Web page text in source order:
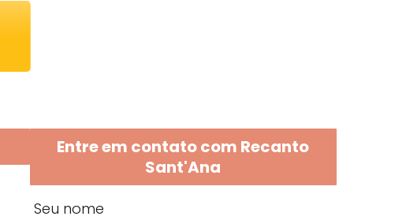
Entre em contato com Recanto
Sant'Ana
Seu nome